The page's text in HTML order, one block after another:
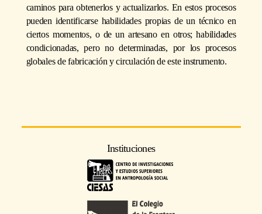
caminos para obtenerlos y actualizarlos. En estos procesos
pueden identificarse habilidades propias de un técnico en
ciertos momentos, o de un artesano en otros; habilidades
condicionadas, pero no determinadas, por los procesos
globales de fabricación y circulación de este instrumento.
Instituciones